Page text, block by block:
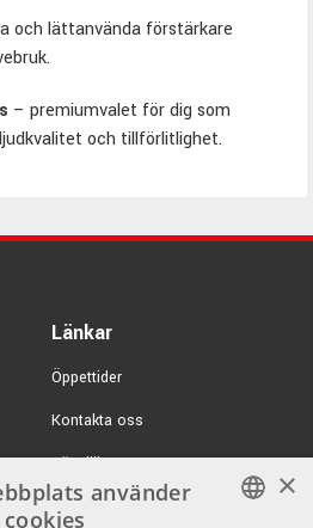
och lättanvända förstärkare
– premiumvalet för dig som
och tillförlitlighet.
Länkar
Öppettider
Kontakta oss
Köpvillkor
Butiken
×
använder
cookies